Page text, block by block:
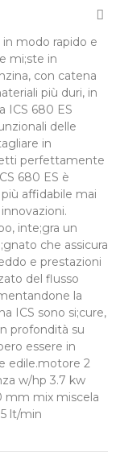
modo rapido e
mi;ste in
con catena
più duri, in
ICS 680 ES
delle
in
perfettamente
680 ES è
affidabile mai
inte;gra un
che assicura
e prestazioni
del flusso
la
ICS sono si;cure,
profondità su
essere in
edile.motore 2
w/hp 3.7 kw
mm mix miscela
lt/min